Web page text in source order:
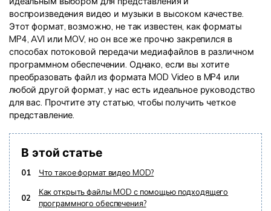
Информационный центр
НАЙТИ БОЛЬШЕ РЕШЕНИЙ
воспроизведения видео и музыки в высоком качестве.
Этот формат, возможно, не так известен, как форматы
MP4, AVI или MOV, но он все же прочно закрепился в
способах потоковой передачи медиафайлов в различном
программном обеспечении. Однако, если вы хотите
преобразовать файл из формата MOD Video в MP4 или
любой другой формат, у нас есть идеальное руководство
для вас. Прочтите эту статью, чтобы получить четкое
представление.
В этой статье
01 Что такое формат видео MOD?
02
Как открыть файлы MOD с помощью подходящего
программного обеспечения?